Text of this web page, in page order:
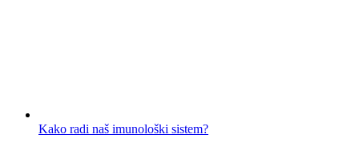
Kako radi naš imunološki sistem?